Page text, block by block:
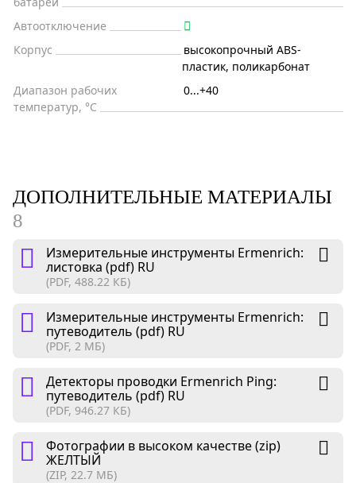
Автоотключение
Корпус
высокопрочный ABS-
пластик, поликарбонат
Диапазон рабочих
температур, °С
0...+40
ДОПОЛНИТЕЛЬНЫЕ МАТЕРИАЛЫ
8
Измерительные инструменты Ermenrich:
листовка (pdf) RU
(PDF, 488.22 КБ)
Измерительные инструменты Ermenrich:
путеводитель (pdf) RU
(PDF, 2 МБ)
Детекторы проводки Ermenrich Ping:
путеводитель (pdf) RU
(PDF, 946.27 КБ)
Фотографии в высоком качестве (zip)
ЖЕЛТЫЙ
(ZIP, 22.7 МБ)